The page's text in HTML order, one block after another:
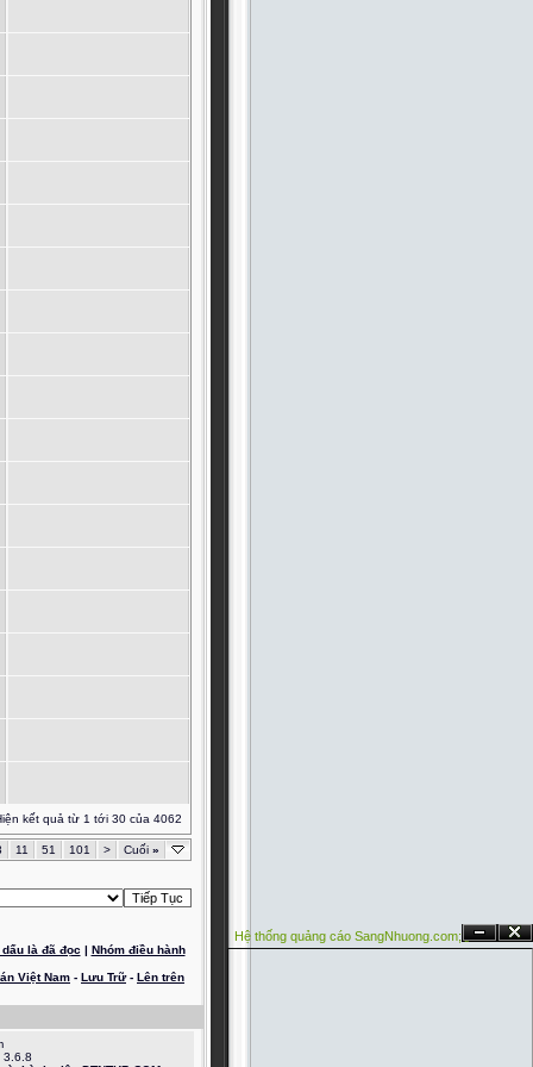
kết quả từ 1 tới 30 của 4062
11 51 101 > Cuối »
Ẩn Đóng
Hệ thống quảng cáo SangNhuong.com;
là đã đọc | Nhóm điều hành
Việt Nam - Lưu Trữ- Lên trên
3.6.8